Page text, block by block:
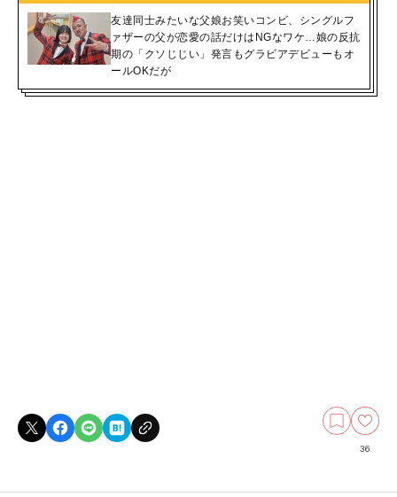
友達同士みたいな父娘お笑いコンビ、シングルフ
ァザーの父が恋愛の話だけはNGなワケ…娘の反抗
期の「クソじじい」発言もグラビアデビューもオ
ールOKだが
36